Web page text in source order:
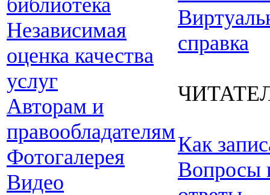
библиотека
Независимая
оценка качества
услуг
Авторам и
правообладателям
Фотогалерея
Видео
справка
Как
Вопросы